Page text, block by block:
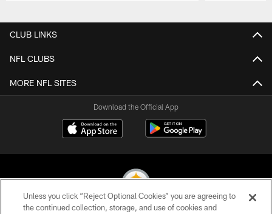
CLUB LINKS
NFL CLUBS
MORE NFL SITES
Download the Official App
Unless you click “Reject Optional Cookies” you are agreeing to
the continued collection, storage, and use of cookies and